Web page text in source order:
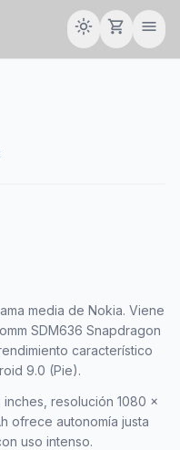
light_mode shopping_cart menu
media de Nokia. Viene
SDM636 Snapdragon
característico
9.0 (Pie).
inches, resolución 1080 x
ofrece autonomía justa
uso intenso.